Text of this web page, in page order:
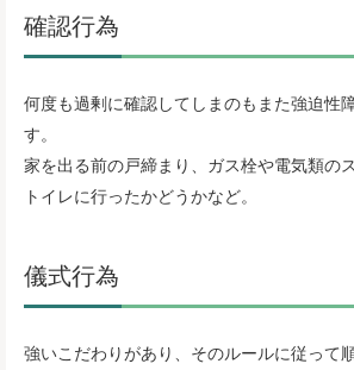
確認行為
何度も過剰に確認してしまのもまた強迫性
す。
家を出る前の戸締まり、ガス栓や電気類の
トイレに行ったかどうかなど。
儀式行為
強いこだわりがあり、そのルールに従って